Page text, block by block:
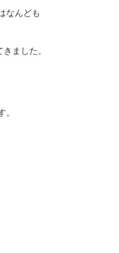
なんども
ました。